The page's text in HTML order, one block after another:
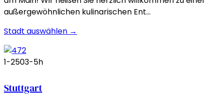
außergewöhnlichen kulinarischen Ent…
Stadt auswählen →
1-2503-5h
Stuttgart